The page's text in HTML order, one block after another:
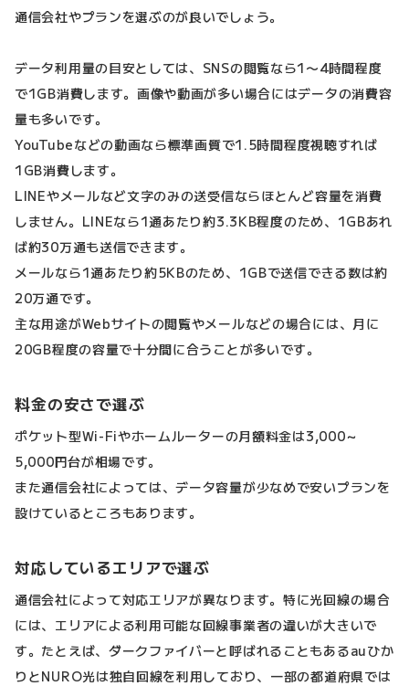
通信会社やプランを選ぶのが良いでしょう。
データ利用量の目安としては、SNSの閲覧なら1〜4時間程度
で1GB消費します。画像や動画が多い場合にはデータの消費容
量も多いです。
YouTubeなどの動画なら標準画質で1.5時間程度視聴すれば
1GB消費します。
LINEやメールなど文字のみの送受信ならほとんど容量を消費
しません。LINEなら1通あたり約3.3KB程度のため、1GBあれ
ば約30万通も送信できます。
メールなら1通あたり約5KBのため、1GBで送信できる数は約
20万通です。
主な用途がWebサイトの閲覧やメールなどの場合には、月に
20GB程度の容量で十分間に合うことが多いです。
料金の安さで選ぶ
ポケット型Wi-Fiやホームルーターの月額料金は3,000～
5,000円台が相場です。
また通信会社によっては、データ容量が少なめで安いプランを
設けているところもあります。
対応しているエリアで選ぶ
通信会社によって対応エリアが異なります。特に光回線の場合
には、エリアによる利用可能な回線事業者の違いが大きいで
す。たとえば、ダークファイバーと呼ばれることもあるauひか
りとNURO光は独自回線を利用しており、一部の都道府県では